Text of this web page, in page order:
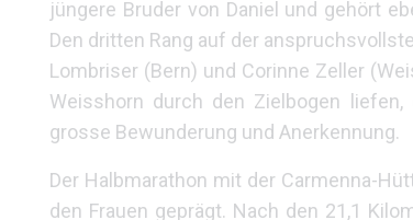
jüngere Bruder von Daniel und gehört
Den dritten Rang auf der
Lombriser (Bern) und Corinne Zeller
Weisshorn durch den Zielbogen
grosse Bewunderung und Anerkennung.
Der Halbmarathon mit der Carmenna-
den Frauen geprägt. Nach den 21,1